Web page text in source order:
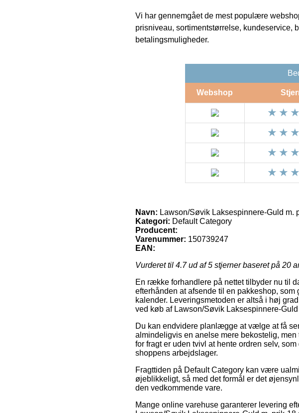
Vi har gennemgået de mest populære
prisniveau, sortimentstørrelse, kundeservice,
betalingsmuligheder.
Webshop
Navn: Lawson/Søvik Laksespinnere-Guld m.
Kategori: Default Category
Producent:
Varenummer: 150739247
EAN:
Vurderet til 4.7ud af 5 stjerner baseret på 20
En række forhandlere på nettet tilbyder nu til
efterhånden at afsende til en pakkeshop,
kalender. Leveringsmetoden er altså i høj
ved køb af Lawson/Søvik Laksespinnere-Guld
Du kan endvidere planlægge at vælge at få
almindeligvis en anelse mere bekostelig,
for fragt er uden tvivl at hente ordren selv,
shoppens arbejdslager.
Fragttiden på Default Category kan være
øjeblikkeligt, så med det formål er det
den vedkommende vare.
Mange online varehuse garanterer levering